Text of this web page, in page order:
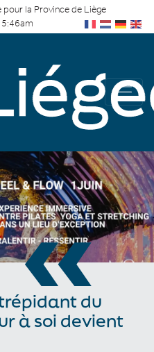
la Province de Liège
«
du
à soi devient